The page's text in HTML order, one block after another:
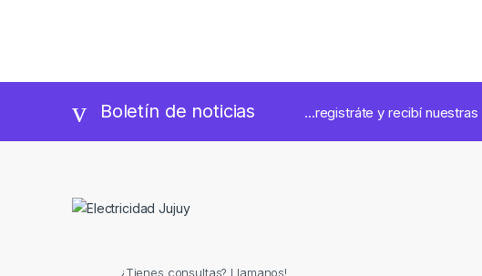
Boletín de noticias ...registráte y recibí nuestras
¿Tienes consultas? Llamanos!